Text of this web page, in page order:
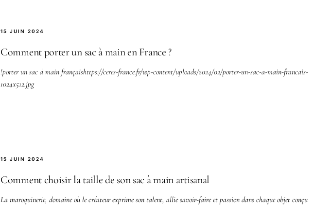
15 JUIN 2024
Comment porter un sac à main en France ?
!porter un sac à main françaishttps://ceres-france.fr/wp-content/uploads/2024/02/porter-un-sac-a-main-francais-
1024x512.jpg
15 JUIN 2024
Comment choisir la taille de son sac à main artisanal
La maroquinerie, domaine où le créateur exprime son talent, allie savoir-faire et passion dans chaque objet conçu